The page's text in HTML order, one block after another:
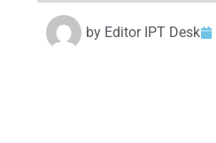
by Editor IPT Desk